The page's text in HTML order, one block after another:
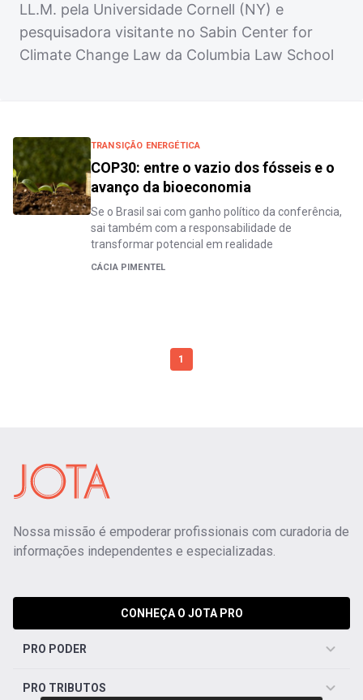
LL.M. pela Universidade Cornell (NY) e
pesquisadora visitante no Sabin Center for
Climate Change Law da Columbia Law School
TRANSIÇÃO ENERGÉTICA
COP30: entre o vazio dos fósseis e o
avanço da bioeconomia
Se o Brasil sai com ganho político da conferência,
sai também com a responsabilidade de
transformar potencial em realidade
CÁCIA PIMENTEL
1
Nossa missão é empoderar profissionais com curadoria de
informações independentes e especializadas.
CONHEÇA O JOTA PRO
PRO PODER
PRO TRIBUTOS